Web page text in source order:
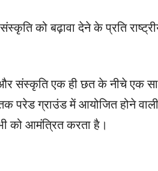
को बढ़ावा देने के प्रति
संस्कृति एक ही छत के नीचे एक
ग्राउंड में आयोजित होने
को आमंत्रित करता है।